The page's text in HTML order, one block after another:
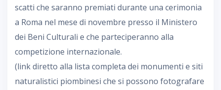
scatti che saranno premiati durante una cerimonia
a Roma nel mese di novembre presso il Ministero
dei Beni Culturali e che parteciperanno alla
competizione internazionale.
(link diretto alla lista completa dei monumenti e siti
naturalistici piombinesi che si possono fotografare